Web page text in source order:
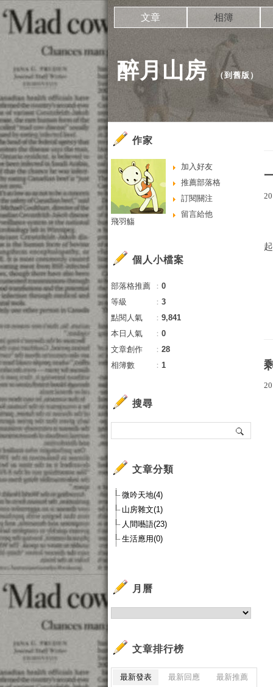
醉月山房 （到舊版 ）
文章 相簿
作家
加入好友
推薦部落格
訂閱關注
留言給他
飛羽觴
個人小檔案
部落格推薦 ： 0
等級
： 3
點閱人氣
： 9,841
本日人氣
： 0
文章創作
： 28
相簿數
： 1
搜尋
文章分類
微吟天地(4)
山房雜文(1)
人間囈語(23)
生活應用(0)
月曆
文章排行榜
最新發表 最新回應
最新推薦